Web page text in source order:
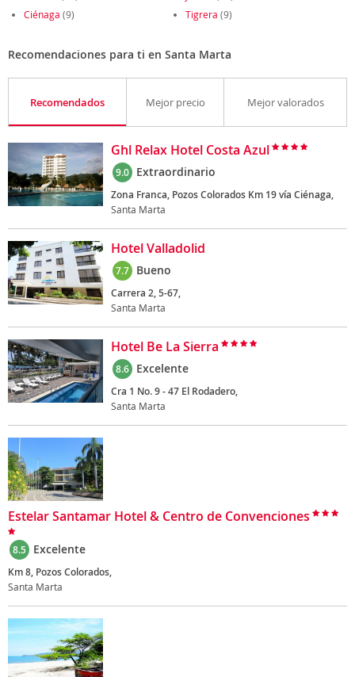
Ciénaga (9) Tigrera (9)
Recomendaciones para ti en Santa Marta
Recomendados Mejor precio Mejor valorados
Ghl Relax Hotel Costa Azul
9.0 Extraordinario
Zona Franca, Pozos Colorados Km 19 vía Ciénaga,
Santa Marta
Hotel Valladolid
7.7 Bueno
Carrera 2, 5-67,
Santa Marta
Hotel Be La Sierra
8.6 Excelente
Cra 1 No. 9 - 47 El Rodadero,
Santa Marta
Estelar Santamar Hotel & Centro de Convenciones
8.5 Excelente
Km 8, Pozos Colorados,
Santa Marta